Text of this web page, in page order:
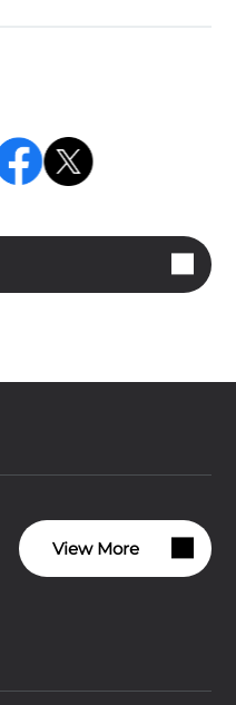
View More